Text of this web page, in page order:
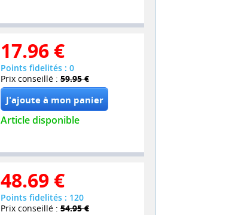
17.96 €
Points fidelités : 0
Prix conseillé : 59.95 €
Article disponible
48.69 €
Points fidelités : 120
Prix conseillé : 54.95 €